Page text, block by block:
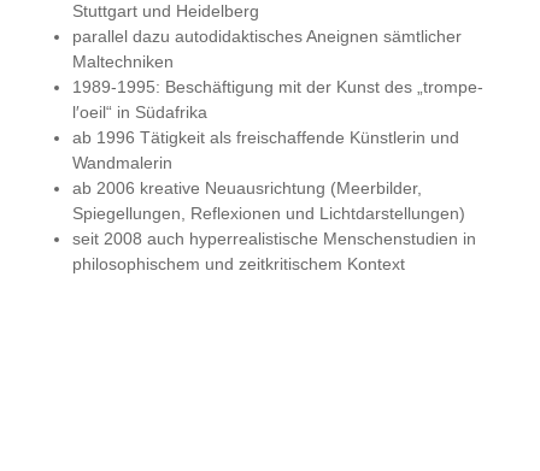
Stuttgart und Heidelberg
parallel dazu autodidaktisches Aneignen sämtlicher
Maltechniken
1989-1995: Beschäftigung mit der Kunst des „trompe-
l′oeil“ in Südafrika
ab 1996 Tätigkeit als freischaffende Künstlerin und
Wandmalerin
ab 2006 kreative Neuausrichtung (Meerbilder,
Spiegellungen, Reflexionen und Lichtdarstellungen)
seit 2008 auch hyperrealistische Menschenstudien in
philosophischem und zeitkritischem Kontext